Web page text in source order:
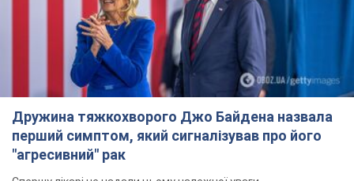
Дружина тяжкохворого Джо Байдена назвала
перший симптом, який сигналізував про його
"агресивний" рак